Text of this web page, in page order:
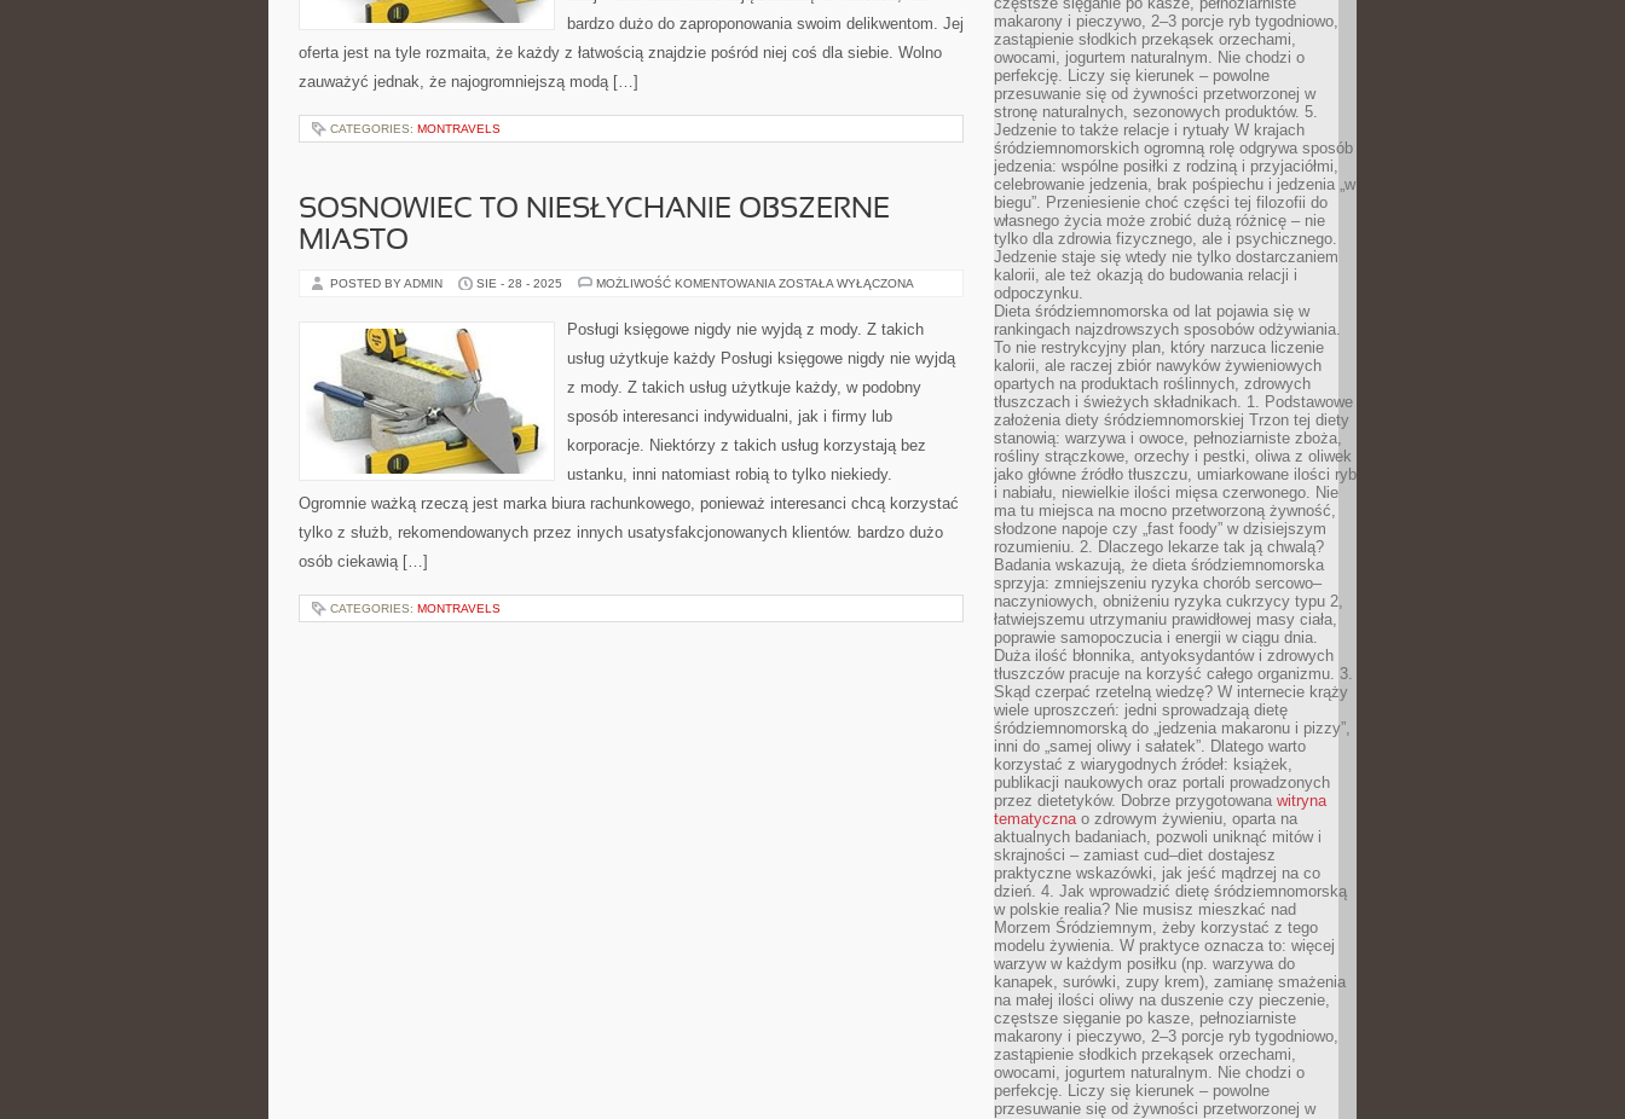
bardzo dużo do zaproponowania swoim delikwentom. Jej
oferta jest na tyle rozmaita, że każdy z łatwością znajdzie pośród niej coś dla siebie. Wolno
zauważyć jednak, że najogromniejszą modą […]
CATEGORIES: MONTRAVELS
SOSNOWIEC TO NIESŁYCHANIE OBSZERNE
MIASTO
POSTED BY ADMIN SIE - 28 - 2025 MOŻLIWOŚĆ KOMENTOWANIA SOSNOWIEC
OBSZERNE
MIASTO
ZOSTAŁA WYŁĄCZONA
Posługi księgowe nigdy nie wyjdą z mody. Z takich
usług użytkuje każdy Posługi księgowe nigdy nie wyjdą
z mody. Z takich usług użytkuje każdy, w podobny
sposób interesanci indywidualni, jak i firmy lub
korporacje. Niektórzy z takich usług korzystają bez
ustanku, inni natomiast robią to tylko niekiedy.
Ogromnie ważką rzeczą jest marka biura rachunkowego, ponieważ interesanci chcą korzystać
tylko z służb, rekomendowanych przez innych usatysfakcjonowanych klientów. bardzo dużo
osób ciekawią […]
CATEGORIES: MONTRAVELS
makarony i pieczywo, 2–3 porcje ryb tygodniowo,
zastąpienie słodkich przekąsek orzechami,
owocami, jogurtem naturalnym. Nie chodzi o
perfekcję. Liczy się kierunek – powolne
przesuwanie się od żywności przetworzonej w
stronę naturalnych, sezonowych produktów. 5.
Jedzenie to także relacje i rytuały W krajach
śródziemnomorskich ogromną rolę odgrywa sposób
jedzenia: wspólne posiłki z rodziną i przyjaciółmi,
celebrowanie jedzenia, brak pośpiechu i jedzenia „w
biegu”. Przeniesienie choć części tej filozofii do
własnego życia może zrobić dużą różnicę – nie
tylko dla zdrowia fizycznego, ale i psychicznego.
Jedzenie staje się wtedy nie tylko dostarczaniem
kalorii, ale też okazją do budowania relacji i
odpoczynku.
Dieta śródziemnomorska od lat pojawia się w
rankingach najzdrowszych sposobów odżywiania.
To nie restrykcyjny plan, który narzuca liczenie
kalorii, ale raczej zbiór nawyków żywieniowych
opartych na produktach roślinnych, zdrowych
tłuszczach i świeżych składnikach. 1. Podstawowe
założenia diety śródziemnomorskiej Trzon tej diety
stanowią: warzywa i owoce, pełnoziarniste zboża,
rośliny strączkowe, orzechy i pestki, oliwa z oliwek
jako główne źródło tłuszczu, umiarkowane ilości ryb
i nabiału, niewielkie ilości mięsa czerwonego. Nie
ma tu miejsca na mocno przetworzoną żywność,
słodzone napoje czy „fast foody” w dzisiejszym
rozumieniu. 2. Dlaczego lekarze tak ją chwalą?
Badania wskazują, że dieta śródziemnomorska
sprzyja: zmniejszeniu ryzyka chorób sercowo–
naczyniowych, obniżeniu ryzyka cukrzycy typu 2,
łatwiejszemu utrzymaniu prawidłowej masy ciała,
poprawie samopoczucia i energii w ciągu dnia.
Duża ilość błonnika, antyoksydantów i zdrowych
tłuszczów pracuje na korzyść całego organizmu. 3.
Skąd czerpać rzetelną wiedzę? W internecie krąży
wiele uproszczeń: jedni sprowadzają dietę
śródziemnomorską do „jedzenia makaronu i pizzy”,
inni do „samej oliwy i sałatek”. Dlatego warto
korzystać z wiarygodnych źródeł: książek,
publikacji naukowych oraz portali prowadzonych
przez dietetyków. Dobrze przygotowana witryna
tematycznao zdrowym żywieniu, oparta na
aktualnych badaniach, pozwoli uniknąć mitów i
skrajności – zamiast cud–diet dostajesz
praktyczne wskazówki, jak jeść mądrzej na co
dzień. 4. Jak wprowadzić dietę śródziemnomorską
w polskie realia? Nie musisz mieszkać nad
Morzem Śródziemnym, żeby korzystać z tego
modelu żywienia. W praktyce oznacza to: więcej
warzyw w każdym posiłku (np. warzywa do
kanapek, surówki, zupy krem), zamianę smażenia
na małej ilości oliwy na duszenie czy pieczenie,
częstsze sięganie po kasze, pełnoziarniste
makarony i pieczywo, 2–3 porcje ryb tygodniowo,
zastąpienie słodkich przekąsek orzechami,
owocami, jogurtem naturalnym. Nie chodzi o
perfekcję. Liczy się kierunek – powolne
przesuwanie się od żywności przetworzonej w